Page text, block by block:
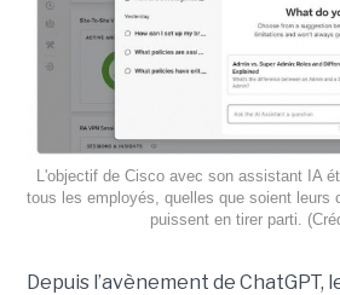
L'objectif de Cisco avec son assistant IA
tous les employés, quelles que soient leurs
puissent en tirer parti.
Depuis l’avènement de ChatGPT,